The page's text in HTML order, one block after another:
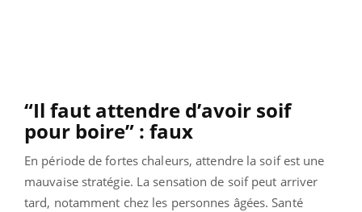
“Il faut attendre d’avoir soif
pour boire” : faux
En période de fortes chaleurs, attendre la soif est une
mauvaise stratégie. La sensation de soif peut arriver
tard, notamment chez les personnes âgées. Santé